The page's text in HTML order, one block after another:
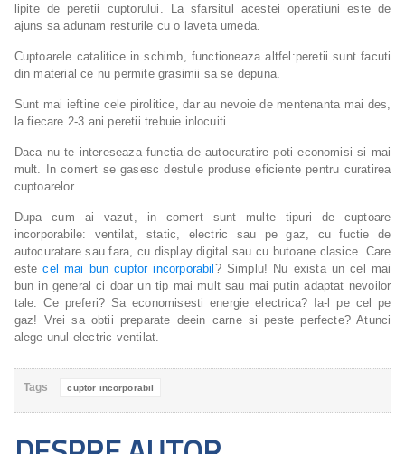
lipite de peretii cuptorului. La sfarsitul acestei operatiuni este de
ajuns sa adunam resturile cu o laveta umeda.
Cuptoarele catalitice in schimb, functioneaza altfel:peretii sunt facuti
din material ce nu permite grasimii sa se depuna.
Sunt mai ieftine cele pirolitice, dar au nevoie de mentenanta mai des,
la fiecare 2-3 ani peretii trebuie inlocuiti.
Daca nu te intereseaza functia de autocuratire poti economisi si mai
mult. In comert se gasesc destule produse eficiente pentru curatirea
cuptoarelor.
Dupa cum ai vazut, in comert sunt multe tipuri de cuptoare
incorporabile: ventilat, static, electric sau pe gaz, cu fuctie de
autocuratare sau fara, cu display digital sau cu butoane clasice. Care
estecel mai bun cuptor incorporabil ? Simplu! Nu exista un cel mai
bun in general ci doar un tip mai mult sau mai putin adaptat nevoilor
tale. Ce preferi? Sa economisesti energie electrica? Ia-l pe cel pe
gaz! Vrei sa obtii preparate deein carne si peste perfecte? Atunci
alege unul electric ventilat.
Tags cuptor incorporabil